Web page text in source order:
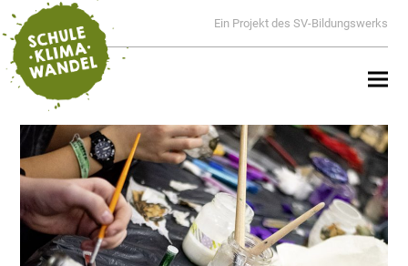
Ein Projekt des SV-Bildungswerks